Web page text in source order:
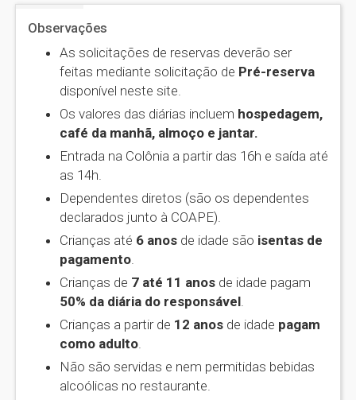
Observações
As solicitações de reservas deverão ser
feitas mediante solicitação de Pré-reserva
disponível neste site.
Os valores das diárias incluem hospedagem,
café da manhã, almoço e jantar.
Entrada na Colônia a partir das 16h e saída até
as 14h.
Dependentes diretos (são os dependentes
declarados junto à COAPE).
Crianças até 6 anos de idade são isentas de
pagamento.
Crianças de 7 até 11 anos de idade pagam
50% da diária do responsável.
Crianças a partir de 12 anos de idade pagam
como adulto.
Não são servidas e nem permitidas bebidas
alcoólicas no restaurante.